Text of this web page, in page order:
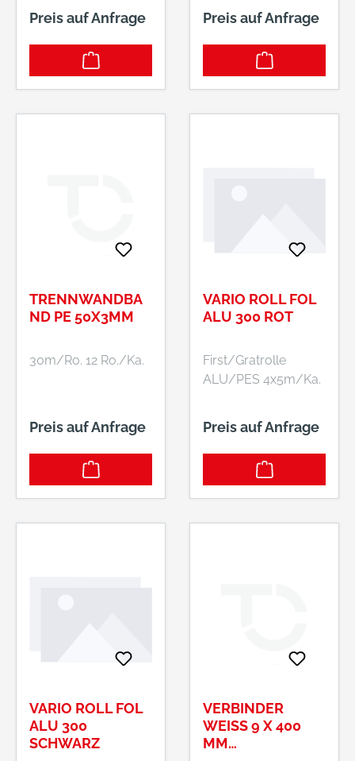
Preis auf Anfrage Preis auf Anfrage
TRENNWANDBA
ND PE 50X3MM
30m/Ro. 12 Ro./Ka.
Preis auf Anfrage
VARIO ROLL FOL
ALU 300 ROT
First/Gratrolle
ALU/PES 4x5m/Ka.
Preis auf Anfrage
VARIO ROLL FOL
ALU 300
SCHWARZ
VERBINDER
WEISS 9 X 400 M
M #